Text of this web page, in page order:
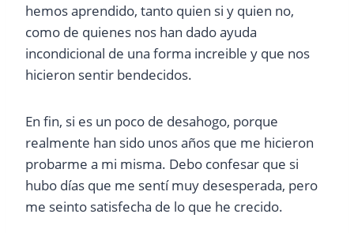
hemos aprendido, tanto quien si y quien no,
como de quienes nos han dado ayuda
incondicional de una forma increible y que nos
hicieron sentir bendecidos.
En fin, si es un poco de desahogo, porque
realmente han sido unos años que me hicieron
probarme a mi misma. Debo confesar que si
hubo días que me sentí muy desesperada, pero
me seinto satisfecha de lo que he crecido.